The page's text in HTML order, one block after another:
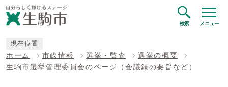
検索 メニュー
現在位置
ホーム 市政情報 選挙・監査
選挙の概要
生駒市選挙管理委員会のページ（会議録の要旨など）